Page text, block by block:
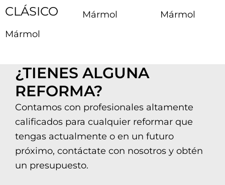
CLÁSICO
Mármol
Mármol Mármol
¿TIENES ALGUNA
REFORMA?
Contamos con profesionales altamente
calificados para cualquier reformar que
tengas actualmente o en un futuro
próximo, contáctate con nosotros y obtén
un presupuesto.